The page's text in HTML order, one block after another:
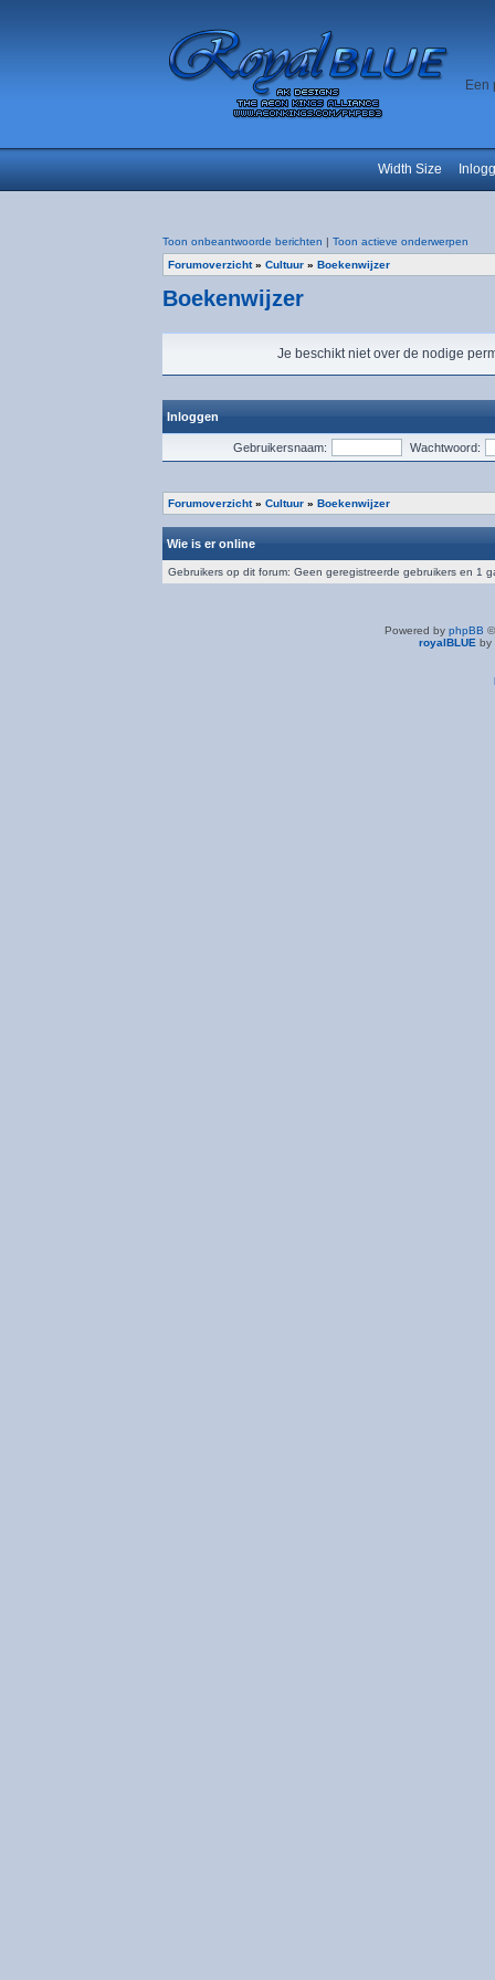
Een
Width Size
Toon onbeantwoorde berichten | Toon actieve onderwerpen
Forumoverzicht» Cultuur » Boekenwijzer
Boekenwijzer
Je beschikt niet over de nodige
Inloggen
Gebruikersnaam: Wachtwoord:
Forumoverzicht» Cultuur » Boekenwijzer
Wie is er online
Gebruikers op dit forum: Geen geregistreerde gebruikers en 1
Powered by phpBB
royalBLUE by